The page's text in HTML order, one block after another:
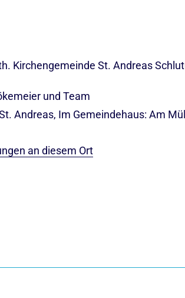
Kirchengemeinde St. Andreas
und Team
Andreas, Im Gemeindehaus: Am
an diesem Ort